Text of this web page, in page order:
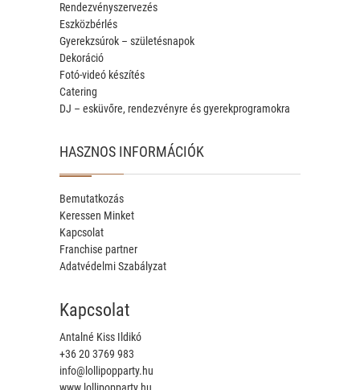
Rendezvényszervezés
Eszközbérlés
Gyerekzsúrok – születésnapok
Dekoráció
Fotó-videó készítés
Catering
DJ – esküvőre, rendezvényre és gyerekprogramokra
HASZNOS INFORMÁCIÓK
Bemutatkozás
Keressen Minket
Kapcsolat
Franchise partner
Adatvédelmi Szabályzat
Kapcsolat
Antalné Kiss Ildikó
+36 20 3769 983
info@lollipopparty.hu